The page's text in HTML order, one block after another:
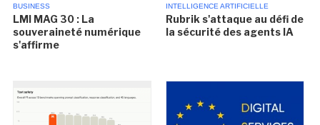
BUSINESS
LMI MAG 30 : La
souveraineté numérique
s'affirme
INTELLIGENCE ARTIFICIELLE
Rubrik s'attaque au défi de
la sécurité des agents IA